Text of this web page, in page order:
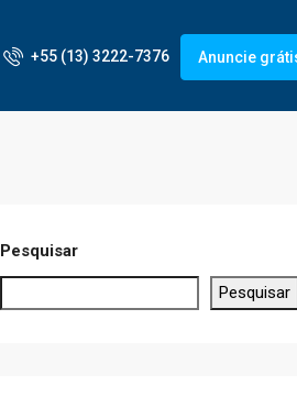
+55 (13) 3222-7376 Anuncie
Pesquisar
Pesquisar